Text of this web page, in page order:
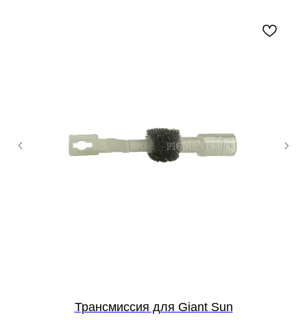
Трансмиссия для Giant Sun